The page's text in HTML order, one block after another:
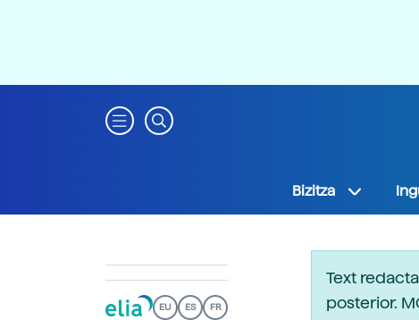
Bizitza
EU ES FR
Text
posterior.